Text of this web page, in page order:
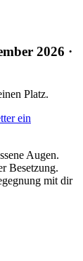
2026 ·
Platz.
ein
Augen.
Besetzung.
mit dir